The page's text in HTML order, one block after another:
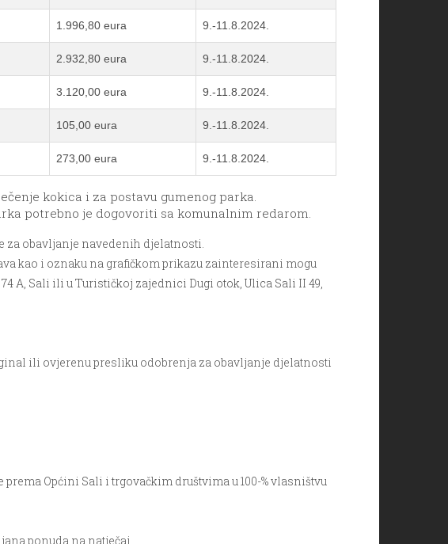
1.996,80 eura 9.-11.8.2024.
2.932,80 eura 9.-11.8.2024.
3.120,00 eura 9.-11.8.2024.
105,00 eura 9.-11.8.2024.
273,00 eura 9.-11.8.2024.
kokica i za postavu gumenog parka.
potrebno je dogovoriti sa komunalnim redarom.
za obavljanje navedenih djelatnosti.
kao i oznaku na grafičkom prikazu zainteresirani mogu
A, Sali ili u Turističkoj zajednici Dugi otok, Ulica Sali II 49,
ili ovjerenu presliku odobrenja za obavljanje djelatnosti
Općini Sali i trgovačkim društvima u 100-% vlasništvu
ponuda na natječaj.